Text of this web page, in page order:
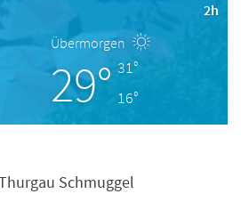
2h
Übermorgen
29° 31°
16°
Schmuggel